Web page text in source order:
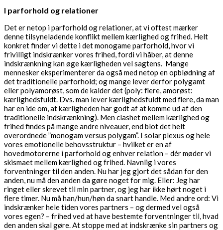
I parforhold og relationer
Det er netop i parforhold og relationer, at vi oftest mærker
denne tilsyneladende konflikt mellem kærlighed og frihed. Helt
konkret finder vi dette i det monogame parforhold, hvor vi
frivilligt indskrænker vores frihed, fordi vi håber, at denne
indskrænkning kan øge kærligheden vel sagtens. Mange
mennesker eksperimenterer da også med netop en opblødning af
det traditionelle parforhold; og mange lever derfor polygamt
eller polyamorøst, som de kalder det (poly: flere, amorøst:
kærlighedsfuldt. Dvs. man lever kærlighedsfuldt med flere, da man
har en ide om, at kærligheden har godt af at komme ud af den
traditionelle indskrænkning). Men clashet mellem kærlighed og
frihed findes på mange andre niveauer, end blot det helt
overordnede ”monogam versus polygam”. I solar plexus og hele
vores emotionelle behovsstruktur – hvilket er en af
hovedmotorerne i parforhold og enhver relation – dér møder vi
skismaet mellem kærlighed og frihed. Navnlig i vores
forventninger til den anden. Nu har jeg gjort det sådan for den
anden, nu må den anden da gøre noget for mig. Eller: Jeg har
ringet eller skrevet til min partner, og jeg har ikke hørt noget i
flere timer. Nu må han/hun/høn da snart handle. Med andre ord: Vi
indskrænker hele tiden vores partners – og dermed vel også
vores egen? – frihed ved at have bestemte forventninger til, hvad
den anden skal gøre. At stoppe med at indskrænke sin partners og